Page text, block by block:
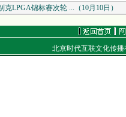
LPGA锦标赛次轮 ...（10月10日）
北京时代互联文化传